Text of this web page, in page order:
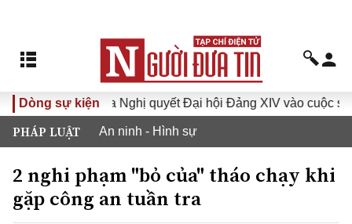
Dòng sự kiện
Đưa Nghị quyết Đại hội Đảng XIV vào cuộc sống
PHÁP LUẬT An ninh - Hình sự
2 nghi phạm "bỏ của" tháo chạy khi
gặp công an tuần tra